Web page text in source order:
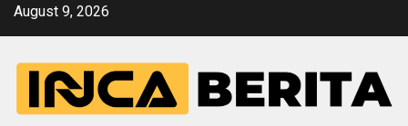
SkipAugust 9, 2026